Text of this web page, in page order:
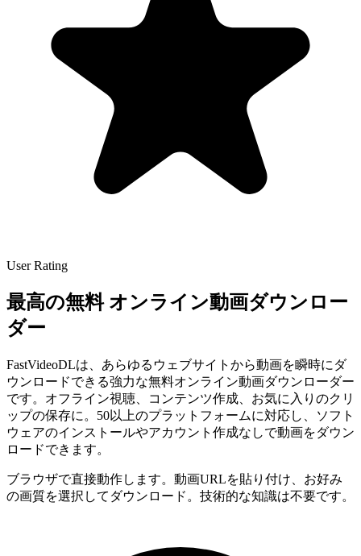
User Rating
最高の無料 オンライン動画ダウンロー
ダー
FastVideoDLは、あらゆるウェブサイトから動画を瞬時にダ
ウンロードできる強力な無料オンライン動画ダウンローダー
です。オフライン視聴、コンテンツ作成、お気に入りのクリ
ップの保存に。50以上のプラットフォームに対応し、ソフト
ウェアのインストールやアカウント作成なしで動画をダウン
ロードできます。
ブラウザで直接動作します。動画URLを貼り付け、お好み
の画質を選択してダウンロード。技術的な知識は不要です。